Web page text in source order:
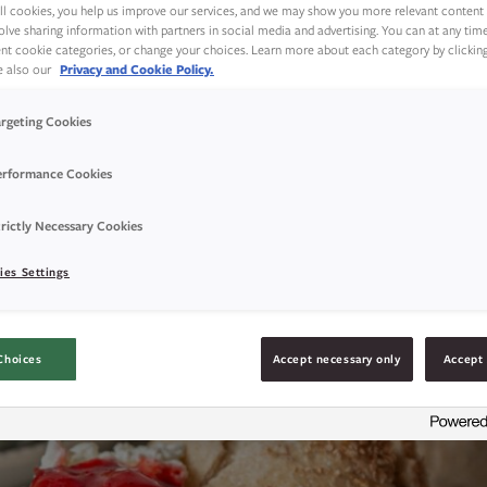
med nystekte rundstykker til
cookies, you help us improve our services, and we may show you more relevant content
sharing information with partners in social media and advertising. You can at any
cookie categories, or change your choices. Learn more about each category by
also our Privacy and Cookie Policy.
Cookies
Cookies
Necessary Cookies
Settings
Accept necessary only